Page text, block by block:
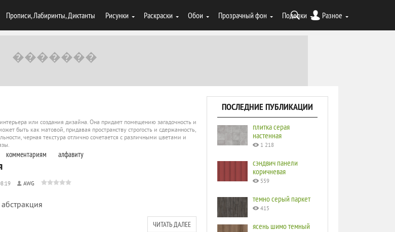
Прописи, Лабиринты, Диктанты Рисунки Раскраски Обои Прозрачный фон Поделки Разное
или создания дизайна. Она придает помещению загадочность и
быть как матовой, придавая пространству строгость и сдержанность,
черная текстура отлично сочетается с различными цветами и
комментариям алфавиту
AWG
ЧИТАТЬ ДАЛЕЕ
ПОСЛЕДНИЕ ПУБЛИКАЦИИ
плитка серая
настенная
1 218
сэндвич панели
коричневая
559
темно серый паркет
415
ясень шимо темный